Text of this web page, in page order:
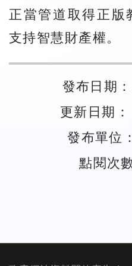
正當管道取得正版
支持智慧財產權。
發布日期
更新日期
發布單位
點閱次